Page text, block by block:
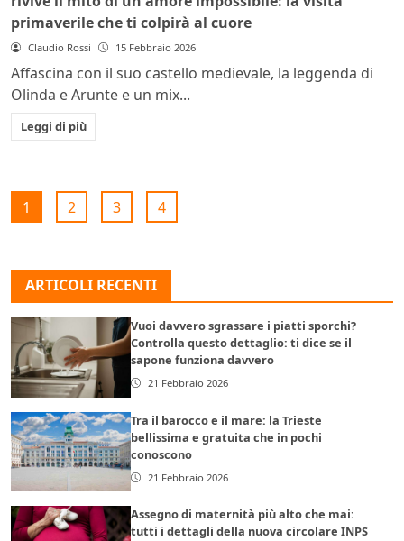
primaverile che ti colpirà al cuore
Claudio Rossi 15 Febbraio 2026
Affascina con il suo castello medievale, la leggenda di
Olinda e Arunte e un mix...
Leggi di più
1 2 3 4
ARTICOLI RECENTI
Vuoi davvero sgrassare i piatti sporchi?
Controlla questo dettaglio: ti dice se il
sapone funziona davvero
21 Febbraio 2026
Tra il barocco e il mare: la Trieste
bellissima e gratuita che in pochi
conoscono
21 Febbraio 2026
Assegno di maternità più alto che mai:
tutti i dettagli della nuova circolare INPS